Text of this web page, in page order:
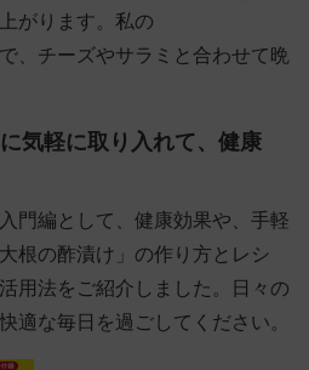
がります。私の
、チーズやサラミと合わせて晩
気軽に取り入れて、健康
門編として、健康効果や、手軽
根の酢漬け」の作り方とレシ
用法をご紹介しました。日々の
適な毎日を過ごしてください。